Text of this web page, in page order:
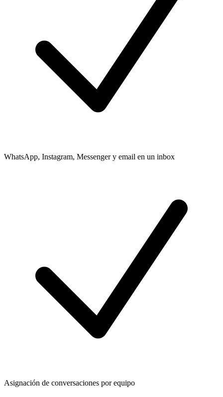
WhatsApp, Instagram, Messenger y email en un inbox
Asignación de conversaciones por equipo